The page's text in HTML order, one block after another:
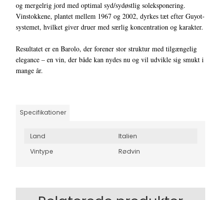
og mergelrig jord med optimal syd/sydøstlig soleksponering.
Vinstokkene, plantet mellem 1967 og 2002, dyrkes tæt efter Guyot-
systemet, hvilket giver druer med særlig koncentration og karakter.
Resultatet er en Barolo, der forener stor struktur med tilgængelig
elegance – en vin, der både kan nydes nu og vil udvikle sig smukt i
mange år.
Specifikationer
Land
Italien
Vintype
Rødvin